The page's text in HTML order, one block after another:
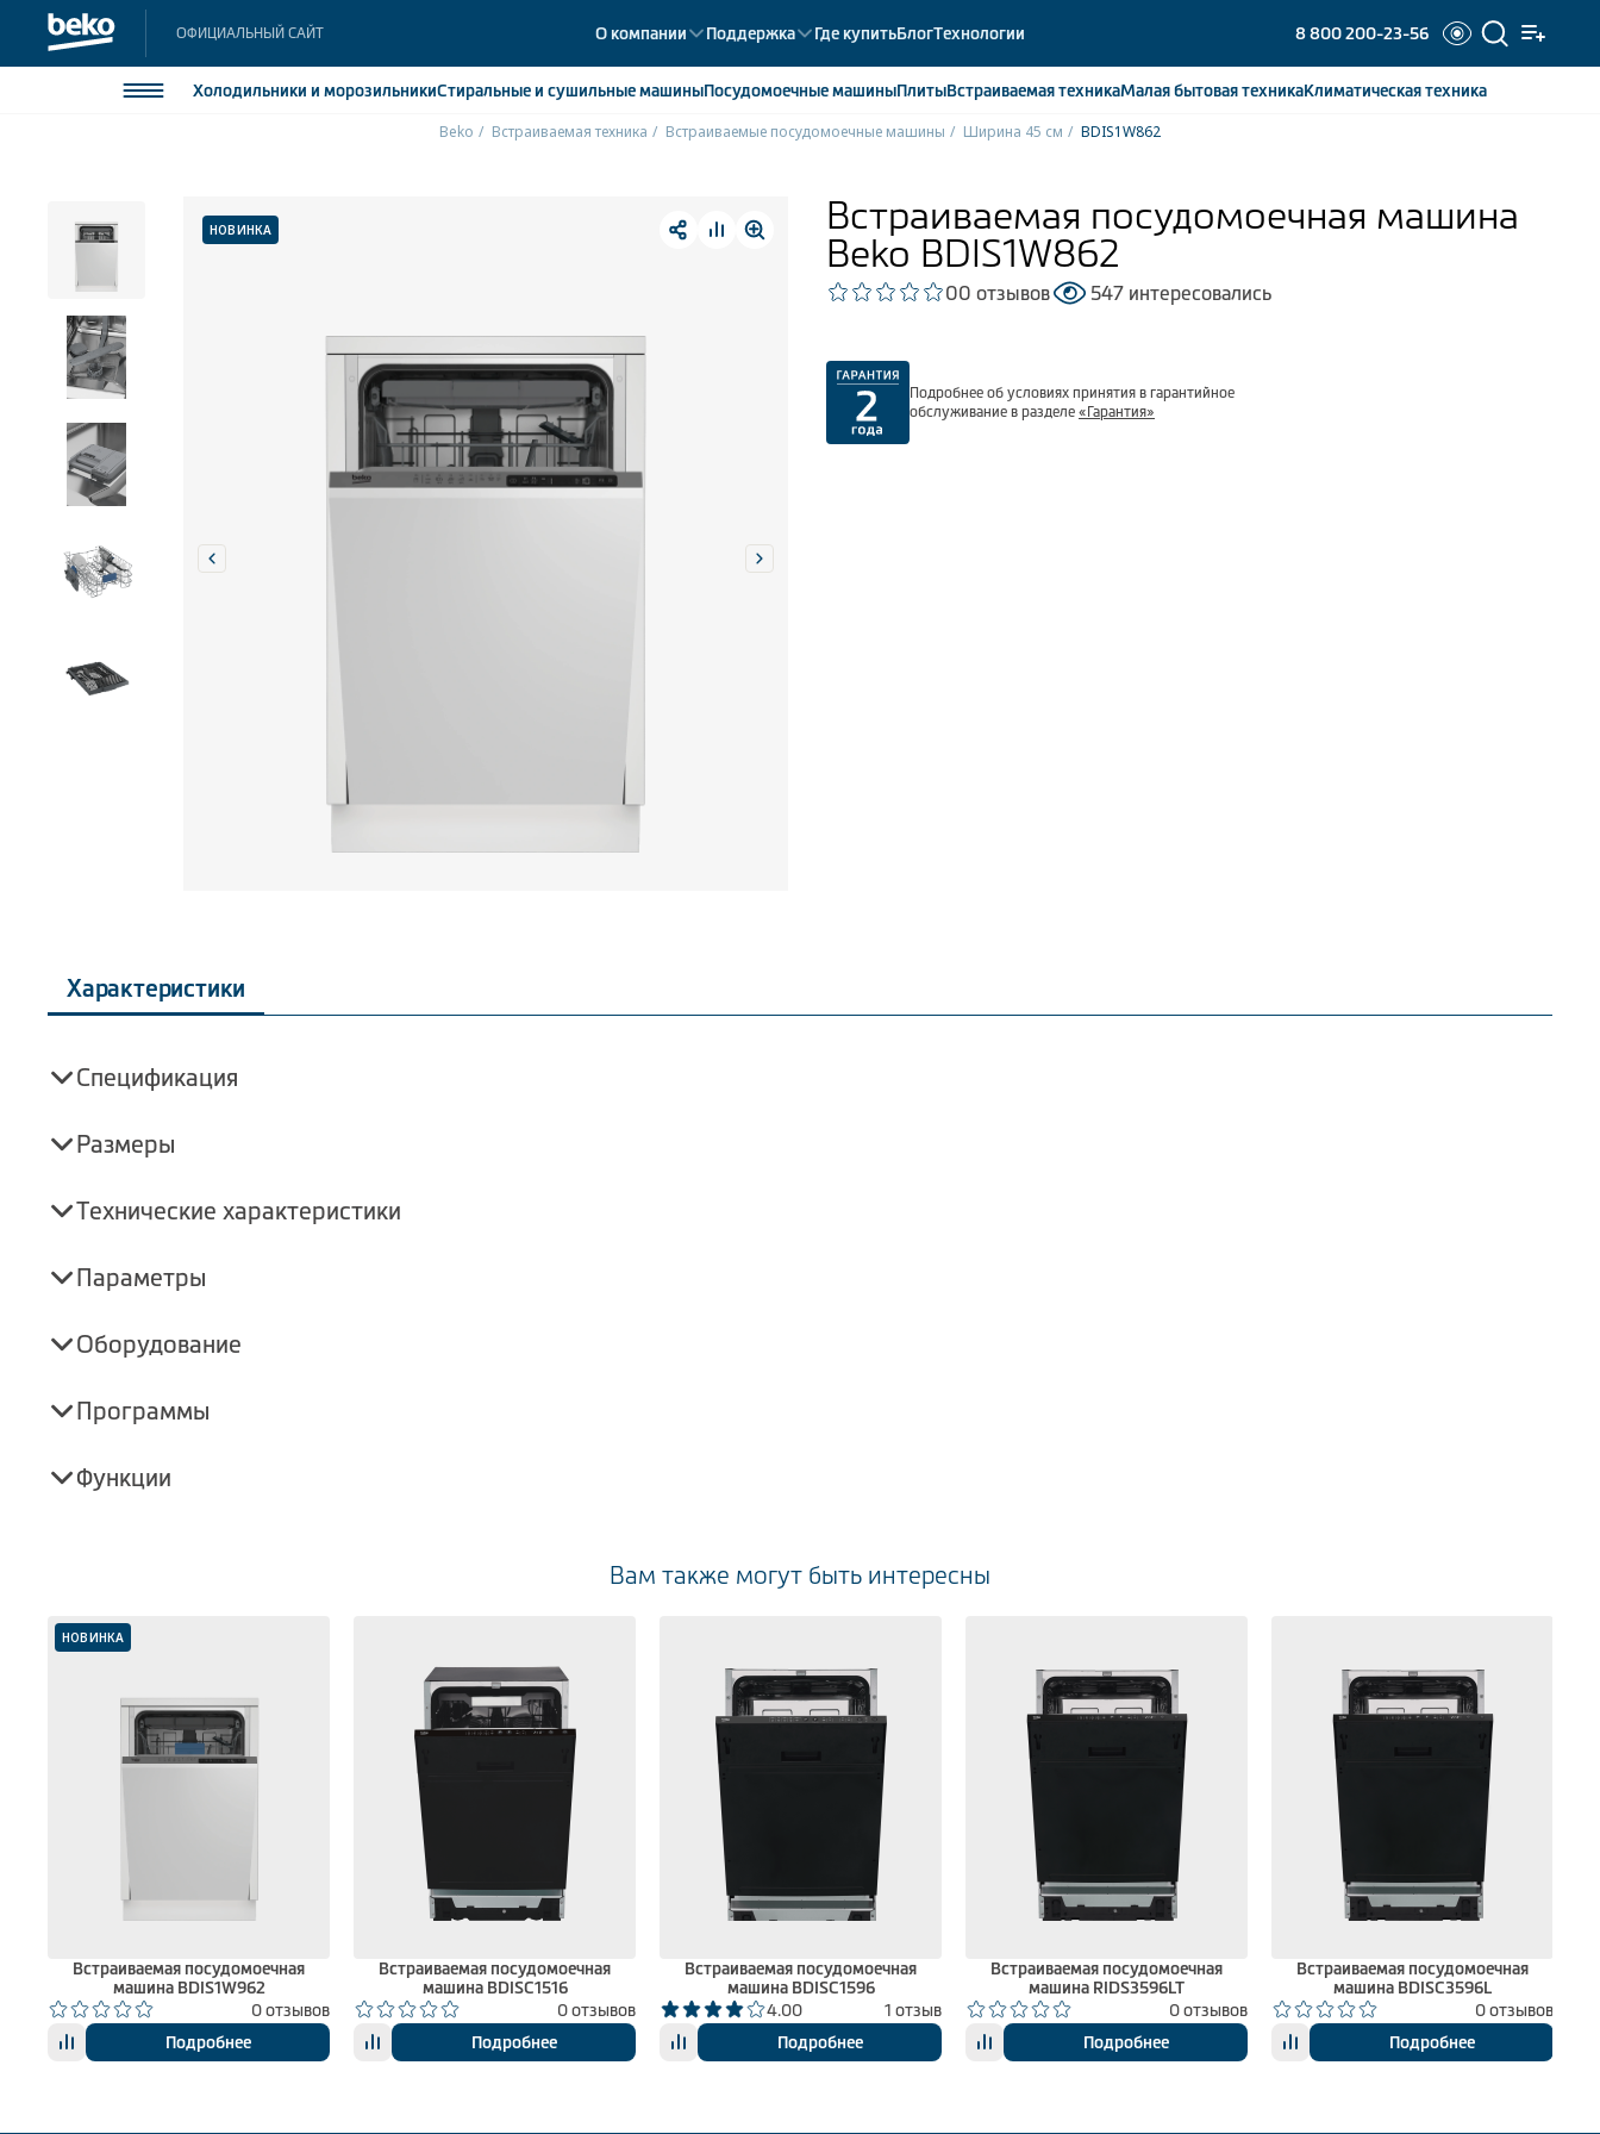
ОФИЦИАЛЬНЫЙ САЙТ О компании Поддержка Где купитьБлогТехнологии 8 800 200-23-56
Холодильники и морозильникиСтиральные и сушильные машиныПосудомоечныемашиныПлитыВстраиваемаятехникаМалая бытоваятехникаКлиматическаятехника
Стиральные и сушильные машины
Встраиваемая техника
Малая бытовая техника
Beko Встраиваемая техника Встраиваемые посудомоечные машины Ширина 45 см BDIS1W862
НОВИНКА
Встраиваемая посудомоечная машина
Beko BDIS1W862
00 отзывов 547 интересовались
Подробнее об условиях принятия в гарантийное
обслуживание в разделе «Гарантия»
Характеристики
Спецификация
Размеры
Технические характеристики
Параметры
Оборудование
Программы
Функции
Вам также могут быть интересны
НОВИНКА
Встраиваемая посудомоечная
машина BDIS1W962
0 отзывов
Подробнее
Встраиваемая посудомоечная
машина BDISC1516
0 отзывов
Подробнее
Встраиваемая посудомоечная
машина BDISC1596
4.00
1 отзыв
Подробнее
Встраиваемая посудомоечная
машина RIDS3596LT
0 отзывов
Подробнее
Встраиваемая посудомоечная
машина BDISC3596L
0 отзывов
Подробнее